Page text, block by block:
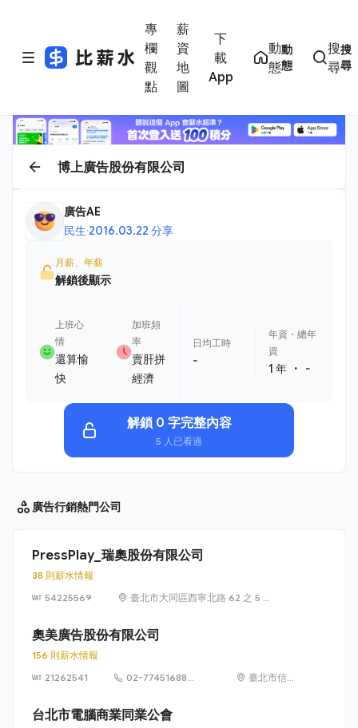
專
欄
觀
點
薪
資
地
圖
下
載
App
動
態
動
態
搜
尋
搜
尋
博上廣告股份有限公司
廣告AE
民生·2016.03.22 分享
月薪、年薪
解鎖後顯示
上班心
情
還算愉
快
加班頻
率
賣肝拼
經濟
日均工時
-
年資・總年
資
1 年 ・ -
解鎖 0 字完整內容
5 人已看過
廣告行銷熱門公司
PressPlay_瑞奧股份有限公司
38 則薪水情報
54225569
臺北市大同區西寧北路 62 之 5 號
奧美廣告股份有限公司
156 則薪水情報
21262541
02-77451688
臺北市信義
台北市電腦商業同業公會